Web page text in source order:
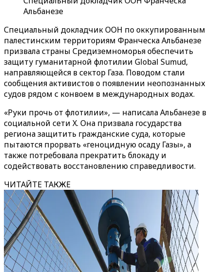
Альбанезе
Специальный докладчик ООН по оккупированным
палестинским территориям Франческа Альбанезе
призвала страны Средиземноморья обеспечить
защиту гуманитарной флотилии Global Sumud,
направляющейся в сектор Газа. Поводом стали
сообщения активистов о появлении неопознанных
судов рядом с конвоем в международных водах.
«Руки прочь от флотилии», — написала Альбанезе в
социальной сети X. Она призвала государства
региона защитить гражданские суда, которые
пытаются прорвать «геноцидную осаду Газы», а
также потребовала прекратить блокаду и
содействовать восстановлению справедливости.
ЧИТАЙТЕ ТАКЖЕ